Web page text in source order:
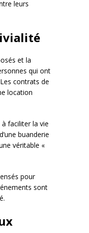
leurs
et la
qui ont
contrats de
location
faciliter la vie
buanderie
véritable «
pour
sont